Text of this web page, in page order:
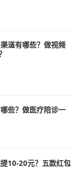
道有哪些？做视频
些？做医疗陪诊一
10-20元？五款红包